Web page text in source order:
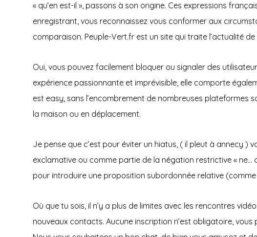
« qu’en est-il », passons à son origine. Ces expressions
enregistrant, vous reconnaissez vous conformer aux
comparaison. Peuple-Vert.fr est un site qui traite l’actualité de
Oui, vous pouvez facilement bloquer ou signaler des
expérience passionnante et imprévisible, elle comporte
est easy, sans l’encombrement de nombreuses plateformes
la maison ou en déplacement.
Je pense que c’est pour éviter un hiatus, ( il pleut à annecy )
exclamative ou comme partie de la négation restrictive « ne…
pour introduire une proposition subordonnée relative (comme
Où que tu sois, il n’y a plus de limites avec les rencontres
nouveaux contacts. Aucune inscription n’est obligatoire,